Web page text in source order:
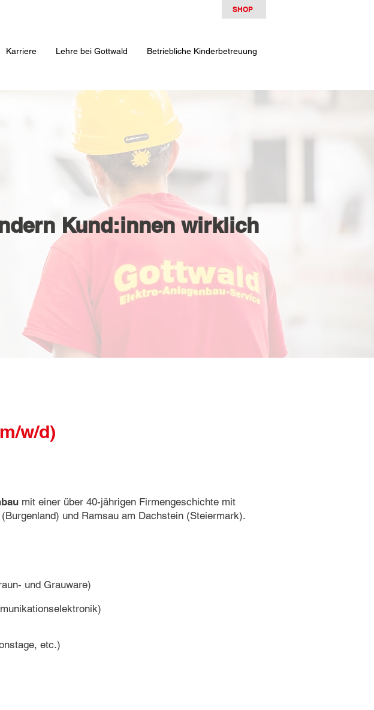
SHOP
Karriere Lehre bei Gottwald Betriebliche Kinderbetreuung
Kund:innen wirklich
w/d)
mit einer über 40-jährigen Firmengeschichte mit
und Ramsau am Dachstein (Steiermark).
und Grauware)
etc.)